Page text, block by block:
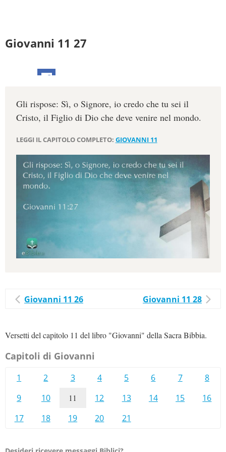
Giovanni 11 27
Gli rispose: Sì, o Signore, io credo che tu sei il
Cristo, il Figlio di Dio che deve venire nel mondo.
LEGGI IL CAPITOLO COMPLETO: GIOVANNI 11
Giovanni 11 26 Giovanni 11 28
Versetti del capitolo 11 del libro "Giovanni" della Sacra Bibbia.
Capitoli di Giovanni
1 2 3 4 5 6 7
8
9
10 11 12 13 14 15
16
17
18 19 20 21